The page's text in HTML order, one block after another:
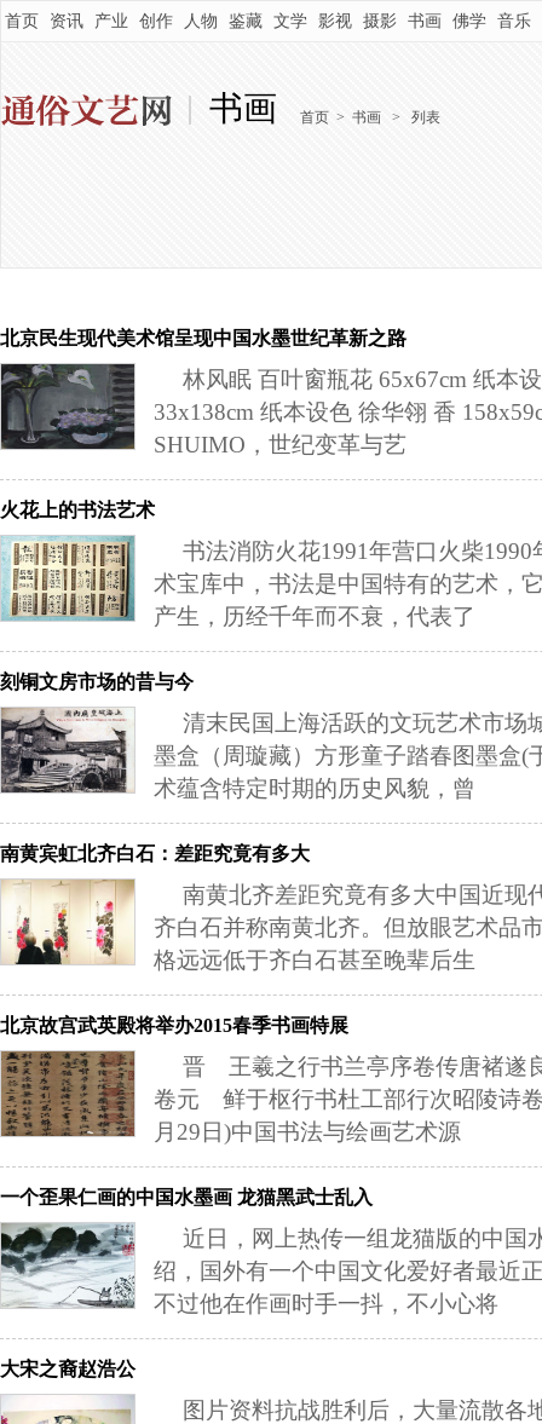
首页 资讯 产业 创作 人物 鉴藏 文学 影视 摄影 书画 佛学 音乐
书画 首页 > 书画 > 列表
北京民生现代美术馆呈现中国水墨世纪革新之路
林风眠 百叶窗瓶花 65x67cm 纸本
33x138cm 纸本设色 徐华翎 香
SHUIMO，世纪变革与艺
火花上的书法艺术
书法消防火花1991年营口火柴
术宝库中，书法是中国特有的艺术，
产生，历经千年而不衰，代表了
刻铜文房市场的昔与今
清末民国上海活跃的文玩艺术市场
墨盒（周璇藏）方形童子踏春图墨盒(
术蕴含特定时期的历史风貌，曾
南黄宾虹北齐白石：差距究竟有多大
南黄北齐差距究竟有多大中国近现
齐白石并称南黄北齐。但放眼艺术品
格远远低于齐白石甚至晚辈后生
北京故宫武英殿将举办2015春季书画特展
晋 王羲之行书兰亭序卷传唐褚遂
卷元 鲜于枢行书杜工部行次昭陵诗
月29日)中国书法与绘画艺术源
一个歪果仁画的中国水墨画 龙猫黑武士乱入
近日，网上热传一组龙猫版的中国
绍，国外有一个中国文化爱好者最近
不过他在作画时手一抖，不小心将
大宋之裔赵浩公
图片资料抗战胜利后，大量流散各